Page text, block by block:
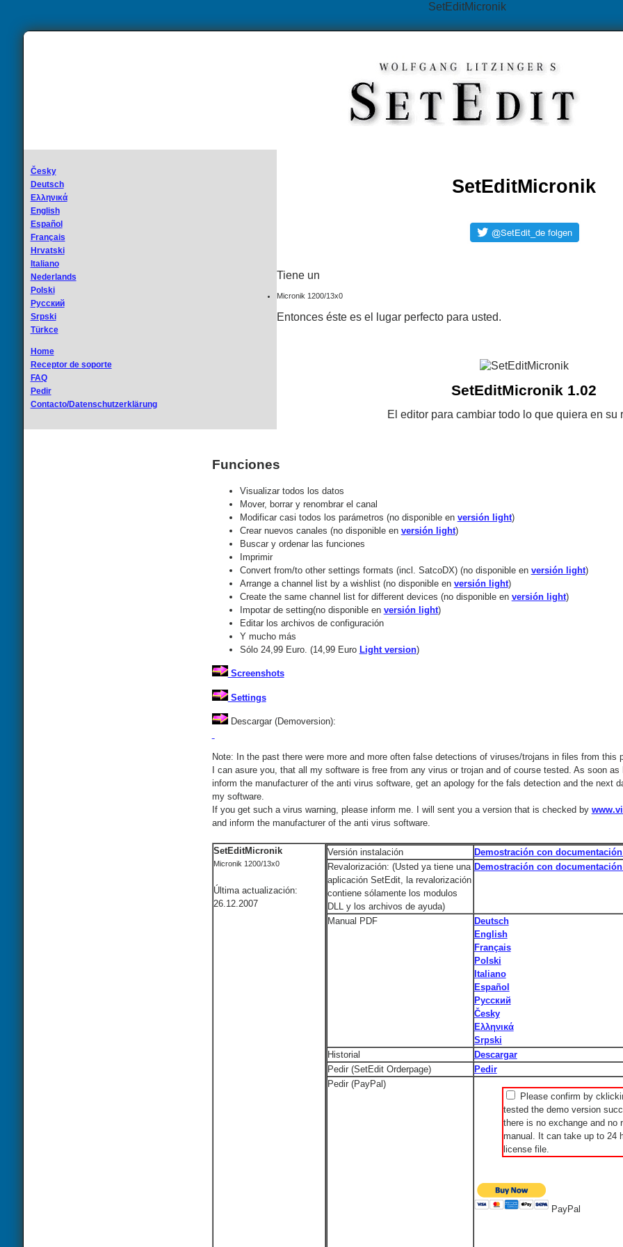
SetEditMicronik
Česky
Deutsch
Ελληνικά
English
Español
Français
Hrvatski
Italiano
Nederlands
Polski
Русский
Srpski
Türkce
Home
Receptor de soporte
FAQ
Pedir
Contacto/Datenschutzerklärung
SetEditMicronik
Tiene un
Micronik 1200/13x0
Entonces éste es el lugar perfecto para usted.
SetEditMicronik 1.02
El editor para cambiar todo lo que quiera en su
Funciones
Visualizar todos los datos
Mover, borrar y renombrar el canal
Modificar casi todos los parámetros (no disponible en versión light)
Crear nuevos canales (no disponible en versión light)
Buscar y ordenar las funciones
Imprimir
Convert from/to other settings formats (incl. SatcoDX) (no disponible en versión light)
Arrange a channel list by a wishlist (no disponible en versión light)
Create the same channel list for different devices (no disponible en versión light)
Impotar de setting(no disponible en versión light)
Editar los archivos de configuración
Y mucho más
Sólo 24,99 Euro. (14,99 Euro Light version)
Screenshots
Settings
Descargar (Demoversion):
Note: In the past there were more and more often false detections of viruses/trojans in files from this
I can asure you, that all my software is free from any virus or trojan and of course tested. As soon as
inform the manufacturer of the anti virus software, get an apology for the fals detection and the next
my software.
If you get such a virus warning, please inform me. I will sent you a version that is checked by
and inform the manufacturer of the anti virus software.
SetEditMicronik
Micronik 1200/13x0
Última actualización:
26.12.2007
Versión instalación
Demostración con
Revalorización: (Usted ya tiene una
aplicación SetEdit, la revalorización
contiene sólamente los modulos
DLL y los archivos de ayuda)
Demostración con
Manual PDF
Deutsch
English
Français
Polski
Italiano
Español
Русский
Česky
Ελληνικά
Srpski
Historial
Descargar
Pedir (SetEdit Orderpage)
Pedir
Pedir (PayPal)
Please confirm by
tested the demo version
there is no exchange and no
manual. It can take up to 24
license file.
PayPal